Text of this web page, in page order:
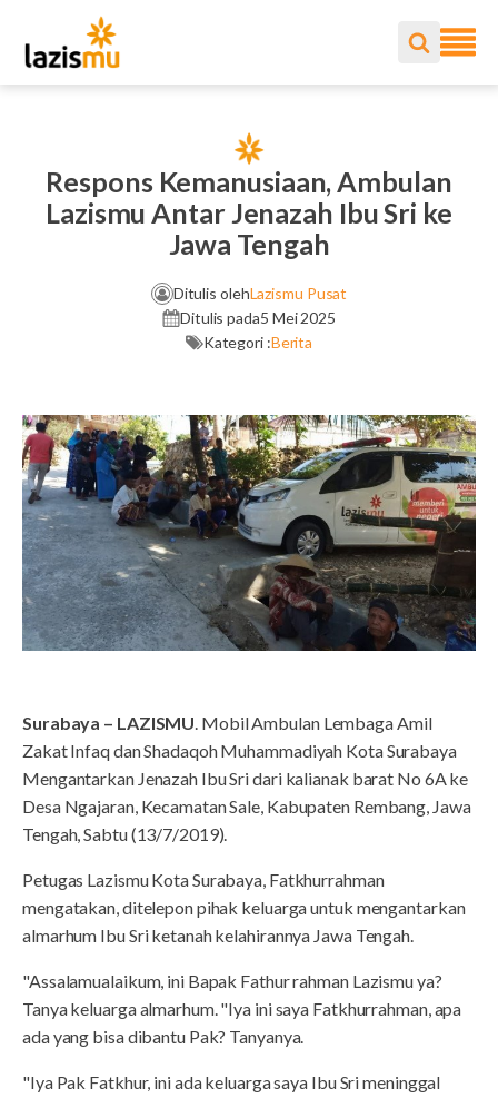
Respons Kemanusiaan, Ambulan
Lazismu Antar Jenazah Ibu Sri ke
Jawa Tengah
Ditulis olehLazismu Pusat
Ditulis pada5 Mei 2025
Kategori :Berita
Surabaya – LAZISMU. Mobil Ambulan Lembaga Amil
Zakat Infaq dan Shadaqoh Muhammadiyah Kota Surabaya
Mengantarkan Jenazah Ibu Sri dari kalianak barat No 6A ke
Desa Ngajaran, Kecamatan Sale, Kabupaten Rembang, Jawa
Tengah, Sabtu (13/7/2019).
Petugas Lazismu Kota Surabaya, Fatkhurrahman
mengatakan, ditelepon pihak keluarga untuk mengantarkan
almarhum Ibu Sri ketanah kelahirannya Jawa Tengah.
"Assalamualaikum, ini Bapak Fathur rahman Lazismu ya?
Tanya keluarga almarhum. "Iya ini saya Fatkhurrahman, apa
ada yang bisa dibantu Pak? Tanyanya.
"Iya Pak Fatkhur, ini ada keluarga saya Ibu Sri meninggal